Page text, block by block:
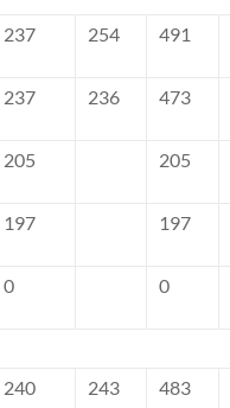
237 254 491
237 236 473
205 205
197 197
0 0
240 243 483